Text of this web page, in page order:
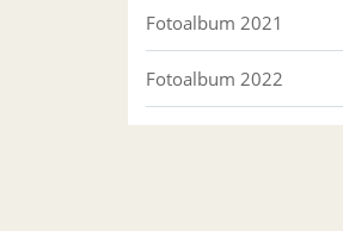
Fotoalbum 2021
Fotoalbum 2022